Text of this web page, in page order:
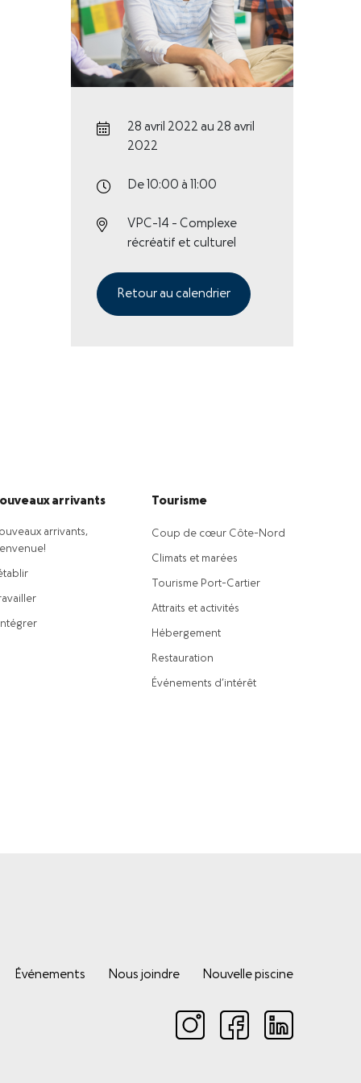
28 avril 2022 au 28 avril
2022
De 10:00 à 11:00
VPC-14 - Complexe
récréatif et culturel
Retour au calendrier
arrivants
arrivants,
Tourisme
Coup de cœur Côte-Nord
Climats et marées
Tourisme Port-Cartier
Attraits et activités
Hébergement
Restauration
Événements d’intérêt
Événements Nous joindre Nouvelle piscine